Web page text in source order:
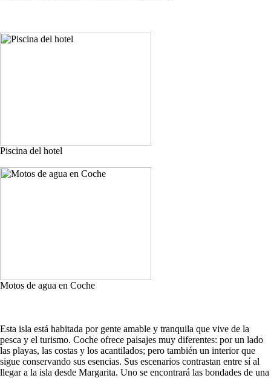
Piscina del hotel
Motos de agua en Coche
Esta isla está habitada por gente amable y tranquila que vive de la
pesca y el turismo. Coche ofrece paisajes muy diferentes: por un lado
las playas, las costas y los acantilados; pero también un interior que
sigue conservando sus esencias. Sus escenarios contrastan entre sí al
llegar a la isla desde Margarita. Uno se encontrará las bondades de una